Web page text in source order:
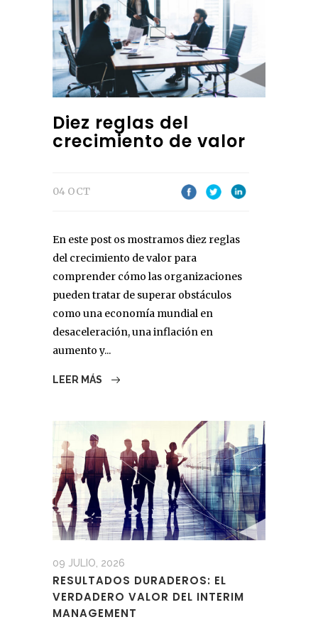
Diez reglas del
crecimiento de valor
04 OCT
En este post os mostramos diez reglas
del crecimiento de valor para
comprender cómo las organizaciones
pueden tratar de superar obstáculos
como una economía mundial en
desaceleración, una inflación en
aumento y...
LEER MÁS
09 JULIO, 2026
RESULTADOS DURADEROS: EL
VERDADERO VALOR DEL INTERIM
MANAGEMENT